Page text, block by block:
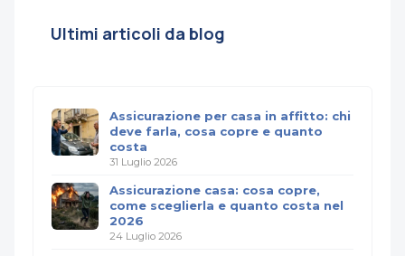
Ultimi articoli da blog
Assicurazione per casa in affitto: chi
deve farla, cosa copre e quanto
costa
31 Luglio 2026
Assicurazione casa: cosa copre,
come sceglierla e quanto costa nel
2026
24 Luglio 2026